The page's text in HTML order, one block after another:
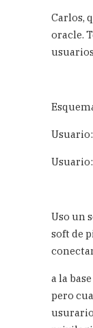
reply
Permisos
de
de
esquemas
Carlos
Carlos,
oracle.
Usuario:
Uso un
soft de
a la
pero